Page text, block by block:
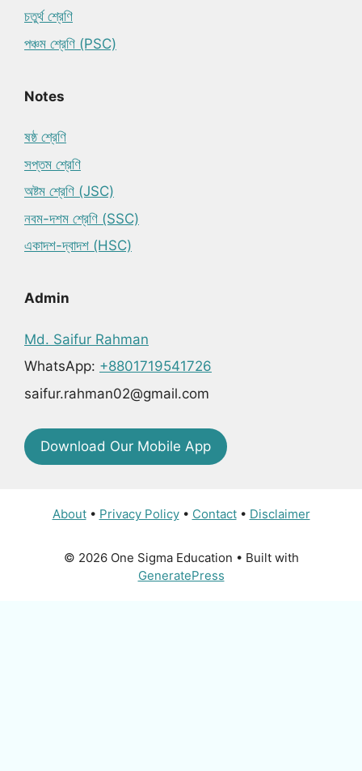
চতুর্থ শ্রেণি
পঞ্চম শ্রেণি (PSC)
Notes
ষষ্ঠ শ্রেণি
সপ্তম শ্রেণি
অষ্টম শ্রেণি (JSC)
নবম-দশম শ্রেণি (SSC)
একাদশ-দ্বাদশ (HSC)
Admin
Md. Saifur Rahman
WhatsApp: +8801719541726
saifur.rahman02@gmail.com
Download Our Mobile App
About• Privacy Policy• Contact• Disclaimer
© 2026 One Sigma Education • Built with
GeneratePress